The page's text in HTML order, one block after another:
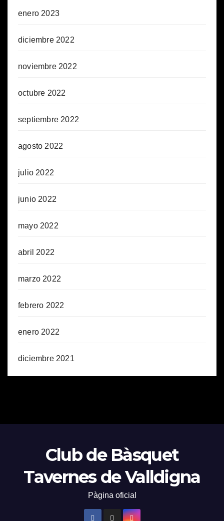
enero 2023
diciembre 2022
noviembre 2022
octubre 2022
septiembre 2022
agosto 2022
julio 2022
junio 2022
mayo 2022
abril 2022
marzo 2022
febrero 2022
enero 2022
diciembre 2021
Club de Bàsquet
Tavernes de Valldigna
Pàgina oficial